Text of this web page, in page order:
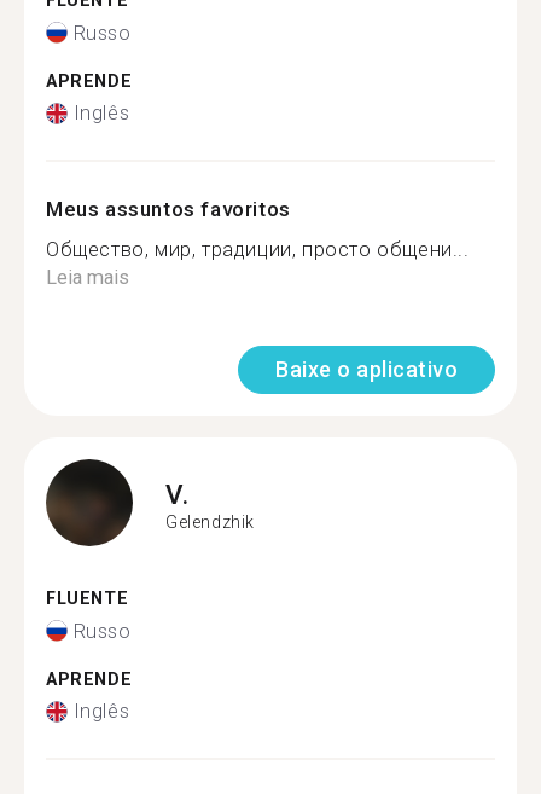
Russo
APRENDE
Inglês
Meus assuntos favoritos
Общество, мир, традиции, просто общени...
Leia mais
Baixe o aplicativo
V.
Gelendzhik
FLUENTE
Russo
APRENDE
Inglês